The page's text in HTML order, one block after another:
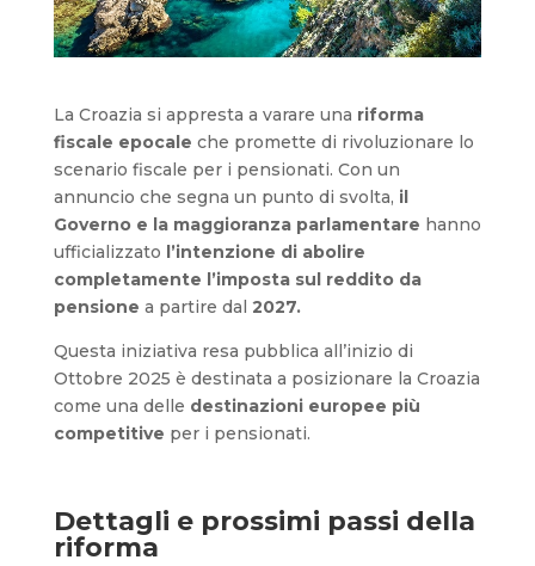
La Croazia si appresta a varare una riforma
fiscale epocale che promette di rivoluzionare lo
scenario fiscale per i pensionati. Con un
annuncio che segna un punto di svolta, il
Governo e la maggioranza parlamentare hanno
ufficializzato l’intenzione di abolire
completamente l’imposta sul reddito da
pensione a partire dal 2027.
Questa iniziativa resa pubblica all’inizio di
Ottobre 2025 è destinata a posizionare la Croazia
come una delle destinazioni europee più
competitive per i pensionati.
Dettagli e prossimi passi della
riforma